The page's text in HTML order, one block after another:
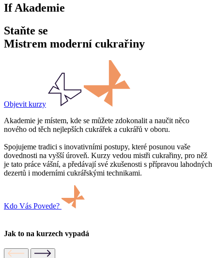
If Akademie
Staňte se
Mistrem moderní cukrařiny
Objevit kurzy
Akademie je místem, kde se můžete zdokonalit a naučit něco
nového od těch nejlepších cukrářek a cukrářů v oboru.
Spojujeme tradici s inovativními postupy, které posunou vaše
dovednosti na vyšší úroveň. Kurzy vedou mistři cukrařiny, pro něž
je tato práce vášní, a předávají své zkušenosti s přípravou lahodných
dezertů i moderními cukrářskými technikami.
Kdo Vás Povede?
Jak to na kurzech vypadá